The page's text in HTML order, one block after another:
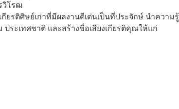
วิโรฒ
กียรติศิษย์เก่าที่มีผลงานดีเด่นเป็นที่ประจักษ์ นำความรู้
ระเทศชาติ และสร้างชื่อเสียงเกียรติคุณให้แก่